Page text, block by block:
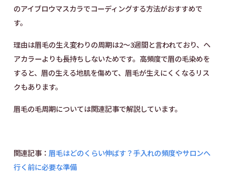
のアイブロウマスカラでコーディングする方法がおすすめで
す。
理由は眉毛の生え変わりの周期は2〜3週間と言われており、ヘ
アカラーよりも長持ちしないためです。高頻度で眉の毛染めを
すると、眉の生える地肌を傷めて、眉毛が生えにくくなるリス
クもあります。
眉毛の毛周期については関連記事で解説しています。
関連記事： 眉毛はどのくらい伸ばす？手入れの頻度やサロンへ
行く前に必要な準備